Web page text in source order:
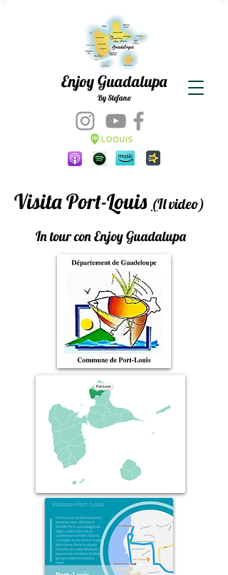
Enjoy Guadalupa
By Stefano
Visita Port-Louis (Il video)
In tour con Enjoy Guadalupa